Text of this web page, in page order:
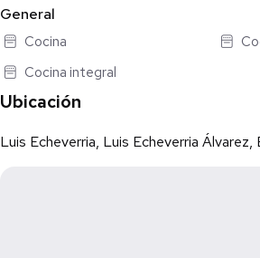
General
Cocina
Cocina integral
Ubicación
Luis Echeverria, Luis Echeverria Álvarez,